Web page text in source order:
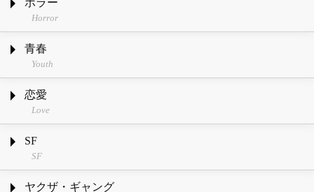
Horror
青春
Youth
恋愛
Love
SF
SF
ヤクザ・ギャング